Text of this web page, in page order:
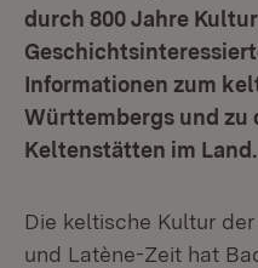
durch 800 Jahre
Informationen zum
Württembergs und zu
Keltenstätten im Land.
Die keltische Kultur
und Latène-Zeit hat